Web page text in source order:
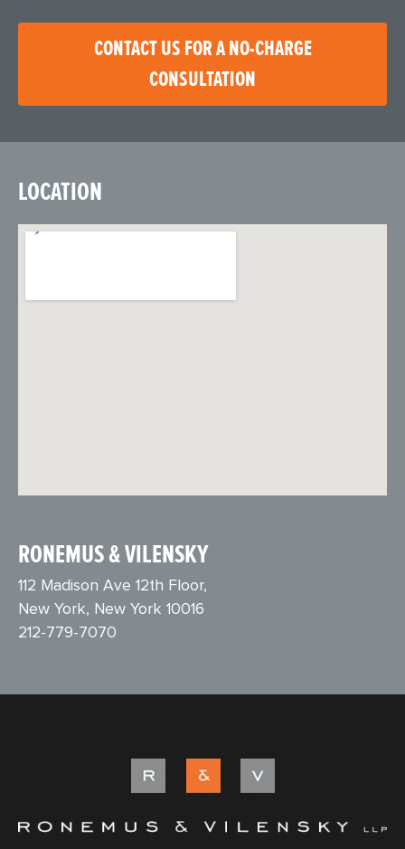
CONTACT US FOR A NO-CHARGE
CONSULTATION
LOCATION
RONEMUS & VILENSKY
112 Madison Ave 12th Floor,
New York, New York 10016
212-779-7070